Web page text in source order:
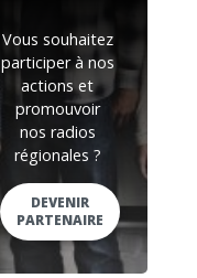
Vous souhaitez
participer à nos
actions et
promouvoir
nos radios
régionales ?
DEVENIR
PARTENAIRE